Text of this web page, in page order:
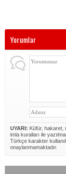
Yorumlar
UYARI: Küfür, hakaret,
imla kuralları ile
Türkçe karakter
onaylanmamaktadır.